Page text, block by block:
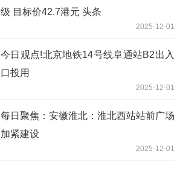
级 目标价42.7港元 头条
2025-12-01
今日观点!北京地铁14号线阜通站B2出入
口投用
2025-12-01
每日聚焦：安徽淮北：淮北西站站前广场
加紧建设
2025-12-01